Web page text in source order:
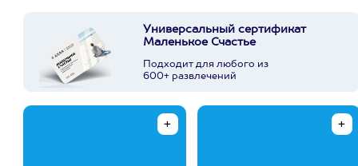
Универсальный сертификат
Маленькое Счастье
Подходит для любого из
600+ развлечений